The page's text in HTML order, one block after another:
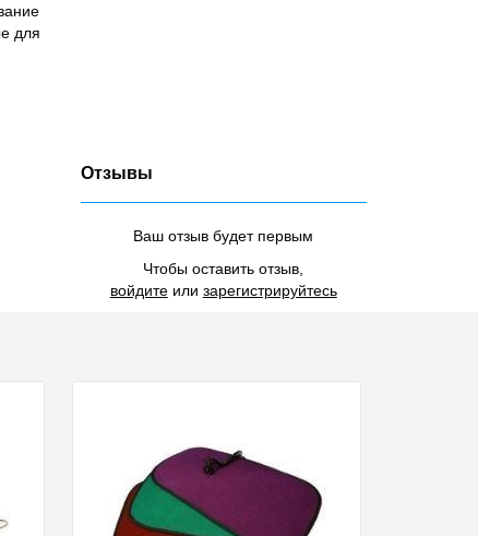
для
Отзывы
Ваш отзыв будет первым
Чтобы оставить отзыв,
войдитеили зарегистрируйтесь